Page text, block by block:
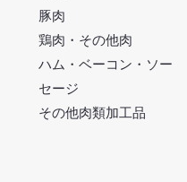
豚肉
鶏肉・その他肉
ハム・ベーコン・ソー
セージ
その他肉類加工品